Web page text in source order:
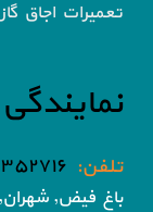
تعمیرات اجاق
تلفن:
باغ فیض,